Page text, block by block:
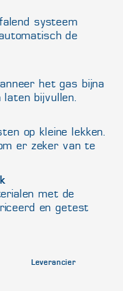
systeem
de
het gas bijna
bijvullen.
op kleine lekken.
er zeker van te
met de
en getest
Leverancier